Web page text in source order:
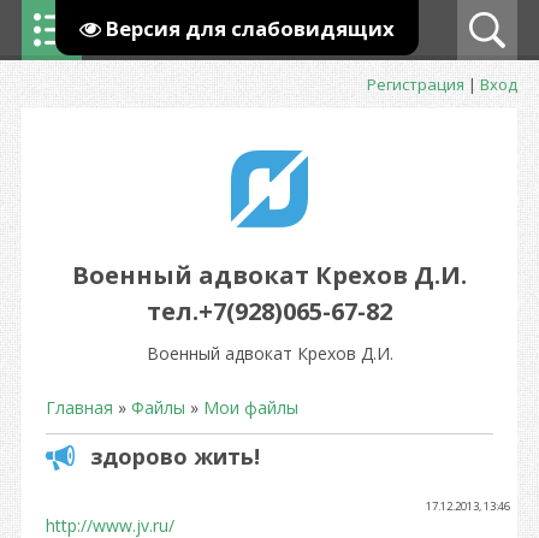
Версия для слабовидящих
Регистрация|Вход
Военный адвокат Крехов Д.И.
тел.+7(928)065-67-82
Военный адвокат Крехов Д.И.
Главная » Файлы » Мои файлы
здорово жить!
17.12.2013, 13:46
http://www.jv.ru/